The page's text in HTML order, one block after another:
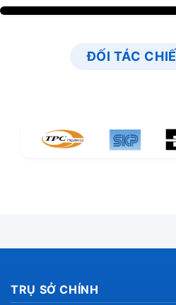
từ các thương hiệu uy tín Nhật
sàng đồng hành cùng quý
nghiệp.
ĐỐI TÁC
TRỤ SỞ CHÍNH